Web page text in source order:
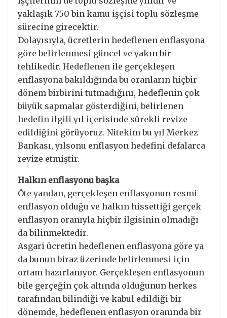
yaklaşık 750 bin kamu işçisi toplu sözleşme
sürecine girecektir.
Dolayısıyla, ücretlerin hedeflenen enflasyona
göre belirlenmesi güncel ve yakın bir
tehlikedir. Hedeflenen ile gerçekleşen
enflasyona bakıldığında bu oranların hiçbir
dönem birbirini tutmadığını, hedeflenin çok
büyük sapmalar gösterdiğini, belirlenen
hedefin ilgili yıl içerisinde sürekli revize
edildiğini görüyoruz. Nitekim bu yıl Merkez
Bankası, yılsonu enflasyon hedefini defalarca
revize etmiştir.
Halkın enflasyonu başka
Öte yandan, gerçekleşen enflasyonun resmi
enflasyon olduğu ve halkın hissettiği gerçek
enflasyon oranıyla hiçbir ilgisinin olmadığı
da bilinmektedir.
Asgari ücretin hedeflenen enflasyona göre ya
da bunun biraz üzerinde belirlenmesi için
ortam hazırlanıyor. Gerçekleşen enflasyonun
bile gerçeğin çok altında olduğunun herkes
tarafından bilindiği ve kabul edildiği bir
dönemde, hedeflenen enflasyon oranında bir